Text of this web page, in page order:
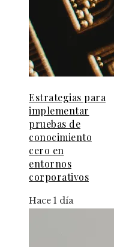
Estrategias para
implementar
pruebas de
conocimiento
cero en
entornos
corporativos
Hace 1 día